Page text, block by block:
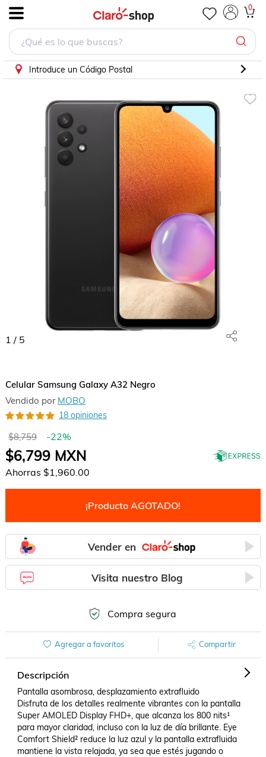
0
Introduce un Código Postal
1 / 5
Celular Samsung Galaxy A32 Negro
Vendido por MOBO
18 opiniones
$8,759 -22%
$6,799MXN
Ahorras $1,960.00
¡Producto AGOTADO!
Vender en
Visita nuestro Blog
Compra segura
Agregar a favoritos Compartir
Descripción
Pantalla asombrosa, desplazamiento extrafluido
Disfruta de los detalles realmente vibrantes con la pantalla
Super AMOLED Display FHD+, que alcanza los 800 nits¹
para mayor claridad, incluso con la luz de día brillante. Eye
Comfort Shield² reduce la luz azul y la pantalla extrafluida
mantiene la vista relajada, ya sea que estés jugando o
Celular Samsung Galaxy A32 Negro